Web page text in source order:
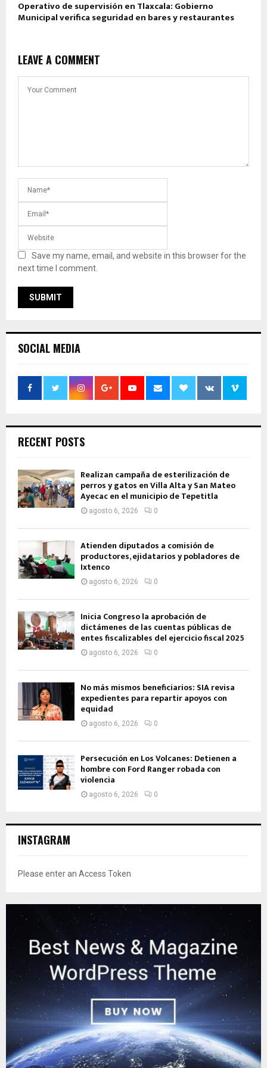
Operativo de supervisión en Tlaxcala: Gobierno
Municipal verifica seguridad en bares y restaurantes
LEAVE A COMMENT
Save my name, email, and website in this browser for the
next time I comment.
SOCIAL MEDIA
RECENT POSTS
Realizan campaña de esterilización de
perros y gatos en Villa Alta y San Mateo
Ayecac en el municipio de Tepetitla
agosto 6, 2026 0
Atienden diputados a comisión de
productores, ejidatarios y pobladores de
Ixtenco
agosto 6, 2026 0
Inicia Congreso la aprobación de
dictámenes de las cuentas públicas de
entes fiscalizables del ejercicio fiscal 2025
agosto 6, 2026 0
No más mismos beneficiarios: SIA revisa
expedientes para repartir apoyos con
equidad
agosto 6, 2026 0
Persecución en Los Volcanes: Detienen a
hombre con Ford Ranger robada con
violencia
agosto 6, 2026 0
INSTAGRAM
Please enter an Access Token